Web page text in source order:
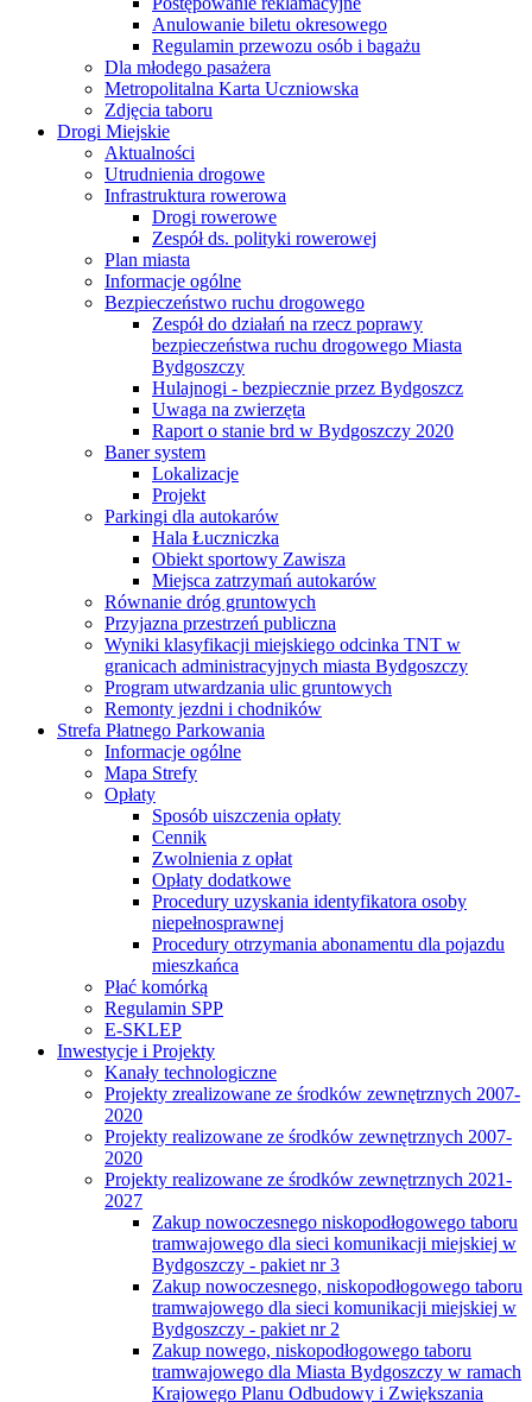
Anulowanie biletu okresowego
Regulamin przewozu osób i bagażu
Dla młodego pasażera
Metropolitalna Karta Uczniowska
Zdjęcia taboru
Drogi Miejskie
Aktualności
Utrudnienia drogowe
Infrastruktura rowerowa
Drogi rowerowe
Zespół ds. polityki rowerowej
Plan miasta
Informacje ogólne
Bezpieczeństwo ruchu drogowego
Zespół do działań na rzecz poprawy
bezpieczeństwa ruchu drogowego Miasta
Bydgoszczy
Hulajnogi - bezpiecznie przez Bydgoszcz
Uwaga na zwierzęta
Raport o stanie brd w Bydgoszczy 2020
Baner system
Lokalizacje
Projekt
Parkingi dla autokarów
Hala Łuczniczka
Obiekt sportowy Zawisza
Miejsca zatrzymań autokarów
Równanie dróg gruntowych
Przyjazna przestrzeń publiczna
Wyniki klasyfikacji miejskiego odcinka TNT w
granicach administracyjnych miasta Bydgoszczy
Program utwardzania ulic gruntowych
Remonty jezdni i chodników
Strefa Płatnego Parkowania
Informacje ogólne
Mapa Strefy
Opłaty
Sposób uiszczenia opłaty
Cennik
Zwolnienia z opłat
Opłaty dodatkowe
Procedury uzyskania identyfikatora osoby
niepełnosprawnej
Procedury otrzymania abonamentu dla pojazdu
mieszkańca
Płać komórką
Regulamin SPP
E-SKLEP
Inwestycje i Projekty
Kanały technologiczne
Projekty zrealizowane ze środków zewnętrznych 2007-
2020
Projekty realizowane ze środków zewnętrznych 2007-
2020
Projekty realizowane ze środków zewnętrznych 2021-
2027
Zakup nowoczesnego niskopodłogowego taboru
tramwajowego dla sieci komunikacji miejskiej w
Bydgoszczy - pakiet nr 3
Zakup nowoczesnego, niskopodłogowego taboru
tramwajowego dla sieci komunikacji miejskiej w
Bydgoszczy - pakiet nr 2
Zakup nowego, niskopodłogowego taboru
tramwajowego dla Miasta Bydgoszczy w ramach
Krajowego Planu Odbudowy i Zwiększania